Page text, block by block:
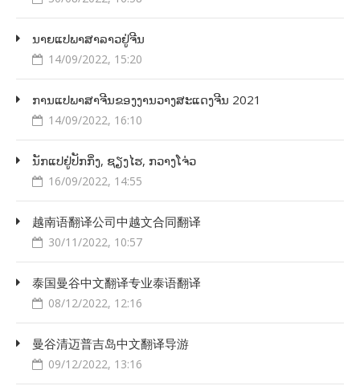
ນາຍແປພາສາລາວຢູ່ຈີນ
14/09/2022, 15:20
ການແປພາສາຈີນຂອງງານວາງສະແດງຈີນ 2021
14/09/2022, 16:10
ນັກ​ແປ​ຢູ່​ປັກ​ກິ່ງ, ຊຽງ​ໄຮ, ກວາງ​ໂຈ່​ວ
16/09/2022, 14:55
越南语翻译公司中越文合同翻译
30/11/2022, 10:57
泰国曼谷中文翻译专业泰语翻译
08/12/2022, 12:16
曼谷清迈普吉岛中文翻译导游
09/12/2022, 13:16